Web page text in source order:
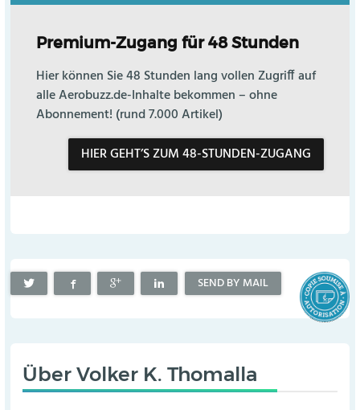
Premium-Zugang für 48 Stunden
Hier können Sie 48 Stunden lang vollen Zugriff auf
alle Aerobuzz.de-Inhalte bekommen – ohne
Abonnement! (rund 7.000 Artikel)
HIER GEHT’S ZUM 48-STUNDEN-ZUGANG
SEND BY MAIL
ÜberVolker K. Thomalla